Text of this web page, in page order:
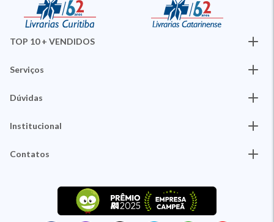
TOP 10 + VENDIDOS
Serviços
Dúvidas
Institucional
Contatos